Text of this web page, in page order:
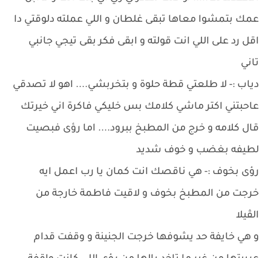
عمك بتمشوا معاها تبقى غلطان و اللي عملته دلوقتي دا
اقل رد على اللي انت قولته و ابقى فكر بقى تيجي جانبي
تاني
دياب :- لا طلعتي قطة حلوة و بتخربشي.... اهو لا تصدقي
عاحبتني اكتر ماشي كلامك بس خليكي فاكرة اني خيرتك
قال كلامه و خرج من المطبخ ببرود.... اما رؤى فبصيت
لطيفه بغضب و خوف شديد
رؤى بخوف :- هي ناقصك انت كمان يا رب اعمل ايه
خرجت من المطبخ بخوف و لاقيت فاطمة خارجة من
الڤيلا
و هي خايفة حد يشوفها خرجت الجنينة و وقفت قدام